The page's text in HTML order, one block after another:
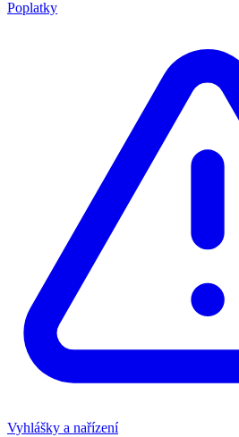
Poplatky
Vyhlášky a nařízení